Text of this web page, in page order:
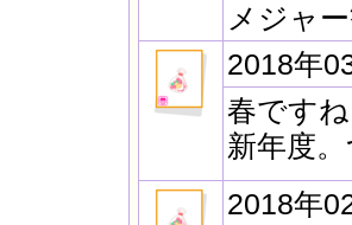
メジャ
2018年
春です
新年度
2018年